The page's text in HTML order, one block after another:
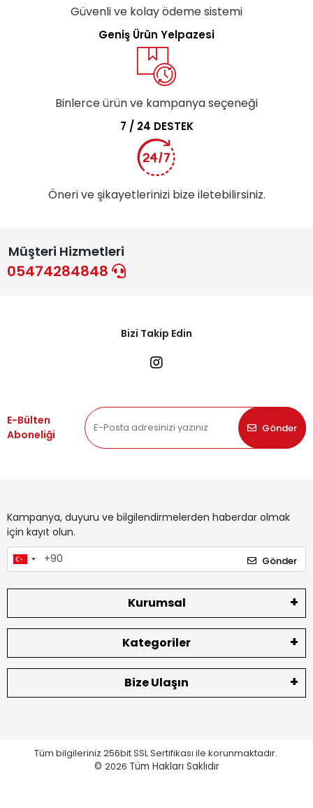
Güvenli ve kolay ödeme sistemi
Geniş Ürün Yelpazesi
Binlerce ürün ve kampanya seçeneği
7 / 24 DESTEK
Öneri ve şikayetlerinizi bize iletebilirsiniz.
Müşteri Hizmetleri
05474284848
Bizi Takip Edin
E-Bülten
Aboneliği
Gönder
Kampanya, duyuru ve bilgilendirmelerden haberdar olmak
için kayıt olun.
Gönder
Kurumsal
Kategoriler
Bize Ulaşın
Tüm bilgileriniz 256bit SSL Sertifikası ile korunmaktadır.
© 2026 Tüm Hakları Saklıdır